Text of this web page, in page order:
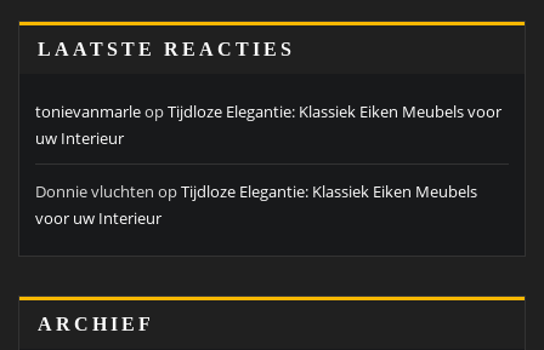
LAATSTE REACTIES
tonievanmarleopTijdloze Elegantie: Klassiek Eiken Meubels voor
uw Interieur
Donnie vluchten opTijdloze Elegantie: Klassiek Eiken Meubels
voor uw Interieur
ARCHIEF